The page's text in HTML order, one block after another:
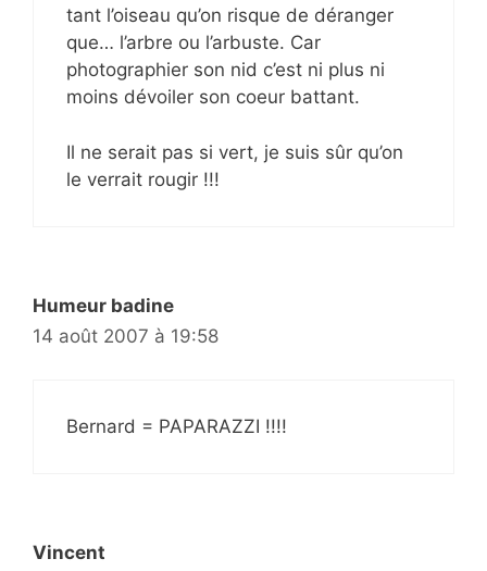
tant l’oiseau qu’on risque de déranger
que… l’arbre ou l’arbuste. Car
photographier son nid c’est ni plus ni
moins dévoiler son coeur battant.
Il ne serait pas si vert, je suis sûr qu’on
le verrait rougir !!!
Humeur badine
14 août 2007 à 19:58
Bernard = PAPARAZZI !!!!
Vincent